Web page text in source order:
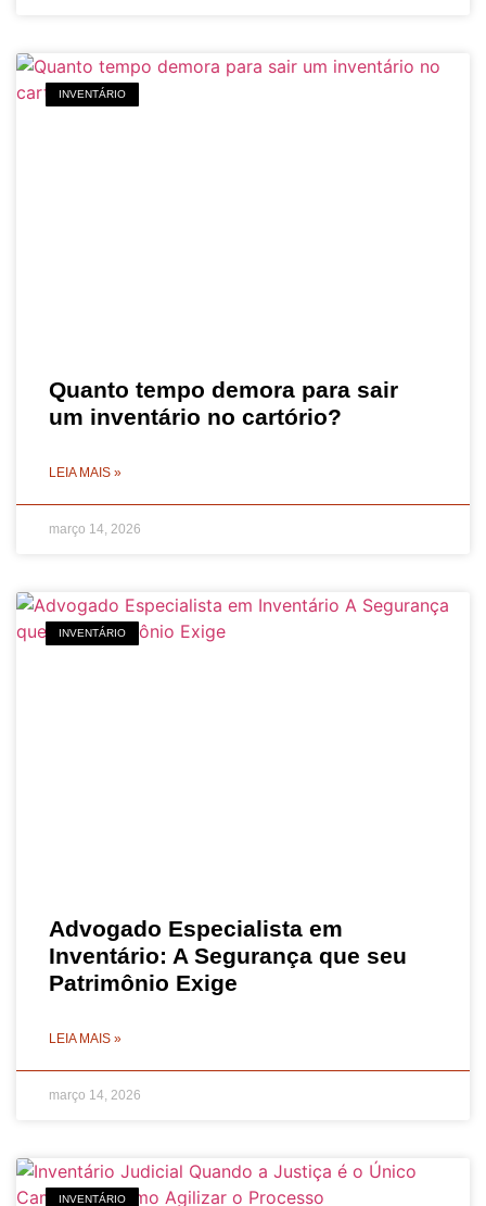
INVENTÁRIO
Quanto tempo demora para sair
um inventário no cartório?
LEIA MAIS »
março 14, 2026
INVENTÁRIO
Advogado Especialista em
Inventário: A Segurança que seu
Patrimônio Exige
LEIA MAIS »
março 14, 2026
INVENTÁRIO